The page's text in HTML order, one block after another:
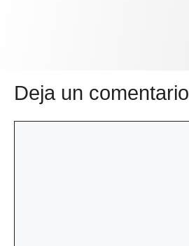
Deja un comentario